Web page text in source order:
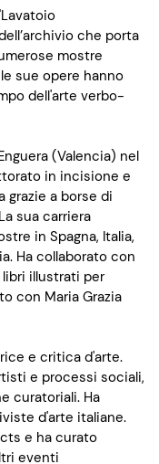
che porta
mostre
sue opere hanno
dell'arte verbo-
(Valencia) nel
in incisione e
grazie a borse di
sua carriera
in Spagna, Italia,
Ha collaborato con
illustrati per
con Maria Grazia
e critica d'arte.
e processi sociali,
curatoriali. Ha
d'arte italiane.
e ha curato
eventi